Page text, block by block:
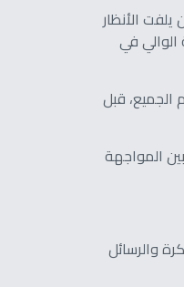
الأنظار
في
الجميع، قبل
المواجهة
والرسائل